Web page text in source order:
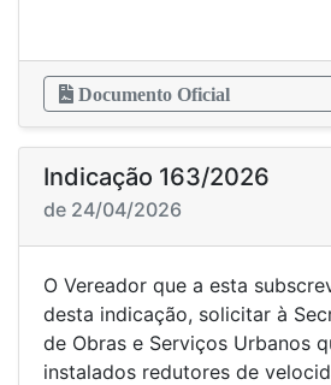
Documento Oficial
Indicação 163/2026
de 24/04/2026
O Vereador que a esta
desta indicação, solicitar à
de Obras e Serviços Urbanos
instalados redutores de